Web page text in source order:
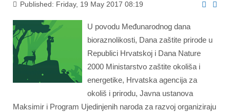
Published: Friday, 19 May 2017 08:19
U povodu Međunarodnog dana
bioraznolikosti, Dana zaštite prirode u
Republici Hrvatskoj i Dana Nature
2000 Ministarstvo zaštite okoliša i
energetike, Hrvatska agencija za
okoliš i prirodu, Javna ustanova
Maksimir i Program Ujedinjenih naroda za razvoj organiziraju